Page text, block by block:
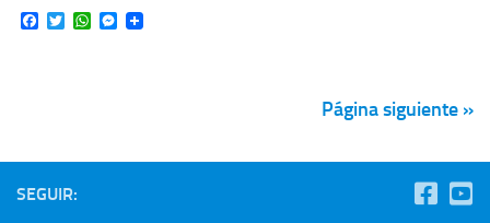
Facebook
TwitterWhatsApp
Messenger
Página siguiente »
SEGUIR: